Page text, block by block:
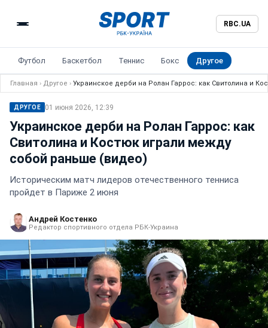
RBC.UA
Футбол Баскетбол Теннис Бокс Другое
Главная › Другое › Украинское дерби на Ролан Гаррос: как Свитолина и
ДРУГОЕ 01 июня 2026, 12:39
Украинское дерби на Ролан Гаррос: как
Свитолина и Костюк играли между
собой раньше (видео)
Историческим матч лидеров отечественного тенниса
пройдет в Париже 2 июня
Андрей Костенко
Редактор спортивного отдела РБК-Украина